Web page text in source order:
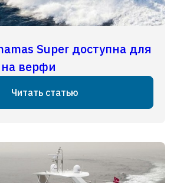
Super доступна для
верфи
Читать статью